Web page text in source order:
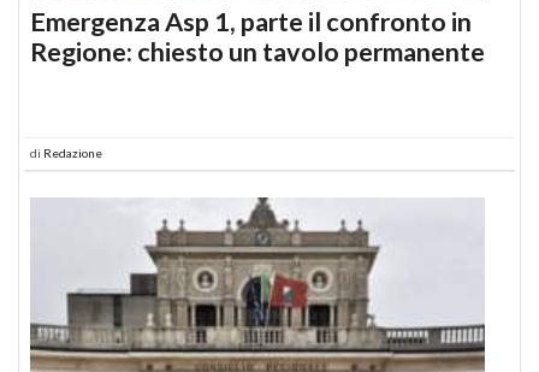
Emergenza Asp 1, parte il confronto in
Regione: chiesto un tavolo permanente
di Redazione